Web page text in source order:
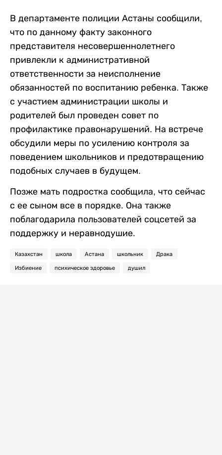
В департаменте полиции Астаны сообщили,
что по данному факту законного
представителя несовершеннолетнего
привлекли к административной
ответственности за неисполнение
обязанностей по воспитанию ребенка. Также
с участием администрации школы и
родителей был проведен совет по
профилактике правонарушений. На встрече
обсудили меры по усилению контроля за
поведением школьников и предотвращению
подобных случаев в будущем.
Позже мать подростка сообщила, что сейчас
с ее сыном все в порядке. Она также
поблагодарила пользователей соцсетей за
поддержку и неравнодушие.
Казахстан школа Астана школьник Драка
Избиение психическое здоровье душил